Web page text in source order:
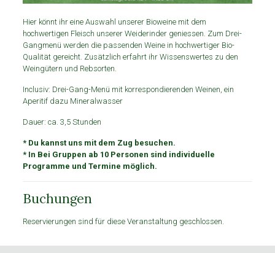
Hier könnt ihr eine Auswahl unserer Bioweine mit dem
hochwertigen Fleisch unserer Weiderinder geniessen. Zum Drei-
Gangmenü werden die passenden Weine in hochwertiger Bio-
Qualität gereicht. Zusätzlich erfahrt ihr Wissenswertes zu den
Weingütern und Rebsorten.
Inclusiv: Drei-Gang-Menü mit korrespondierenden Weinen, ein
Aperitif dazu Mineralwasser
Dauer: ca. 3,5 Stunden
* Du kannst uns mit dem Zug besuchen.
* In Bei Gruppen ab 10 Personen sind individuelle
Programme und Termine möglich.
Buchungen
Reservierungen sind für diese Veranstaltung geschlossen.